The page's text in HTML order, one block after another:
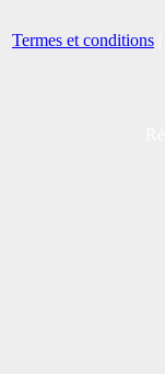
Termes et conditions